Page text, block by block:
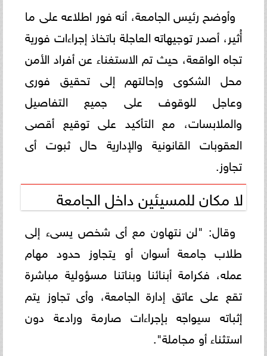
وأوضح رئيس الجامعة، أنه فور اطلاعه على ما
أُثير، أصدر توجيهاته العاجلة باتخاذ إجراءات فورية
تجاه الواقعة، حيث تم الاستغناء عن أفراد الأمن
محل الشكوى وإحالتهم إلى تحقيق فورى
وعاجل للوقوف على جميع التفاصيل
والملابسات، مع التأكيد على توقيع أقصى
العقوبات القانونية والإدارية حال ثبوت أى
تجاوز.
لا مكان للمسيئين داخل الجامعة
وقال: "لن نتهاون مع أى شخص يسىء إلى
طلاب جامعة أسوان أو يتجاوز حدود مهام
عمله، فكرامة أبنائنا وبناتنا مسؤولية مباشرة
تقع على عاتق إدارة الجامعة، وأى تجاوز يتم
إثباته سيواجه بإجراءات صارمة ورادعة دون
استثناء أو مجاملة".